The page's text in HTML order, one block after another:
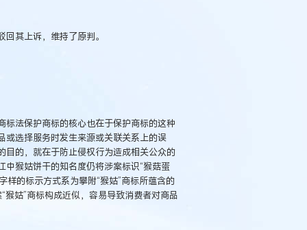
其上诉，维持了原判。
法保护商标的核心也在于保护商标的这种
或选择服务时发生来源或关联关系上的误
的，就在于防止侵权行为造成相关公众的
猴姑饼干的知名度仍将涉案标识“猴菇蛋
样的标示方式系为攀附“猴姑”商标所蕴含的
猴姑”商标构成近似，容易导致消费者对商品